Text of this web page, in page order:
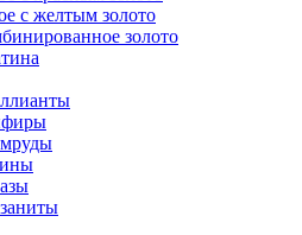
с желтым золото
золото